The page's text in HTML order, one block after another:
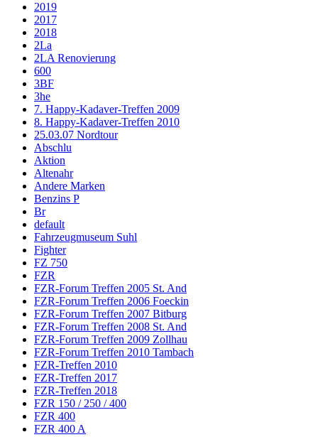
2019
2017
2018
2La
2LA Renovierung
600
3BF
3he
7. Happy-Kadaver-Treffen 2009
8. Happy-Kadaver-Treffen 2010
25.03.07 Nordtour
Abschlu
Aktion
Altenahr
Andere Marken
Benzins P
Br
default
Fahrzeugmuseum Suhl
Fighter
FZ 750
FZR
FZR-Forum Treffen 2005 St. And
FZR-Forum Treffen 2006 Foeckin
FZR-Forum Treffen 2007 Bitburg
FZR-Forum Treffen 2008 St. And
FZR-Forum Treffen 2009 Zollhau
FZR-Forum Treffen 2010 Tambach
FZR-Treffen 2010
FZR-Treffen 2017
FZR-Treffen 2018
FZR 150 / 250 / 400
FZR 400
FZR 400 A